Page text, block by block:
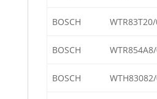
BOSCH
BOSCH
BOSCH